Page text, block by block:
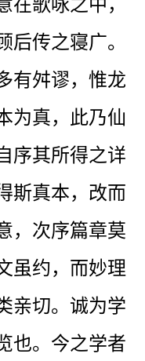
在歌咏之中，
后传之寝广。
有舛谬，惟龙
为真，此乃仙
序其所得之详
斯真本，改而
，次序篇章莫
虽约，而妙理
亲切。诚为学
也。今之学者